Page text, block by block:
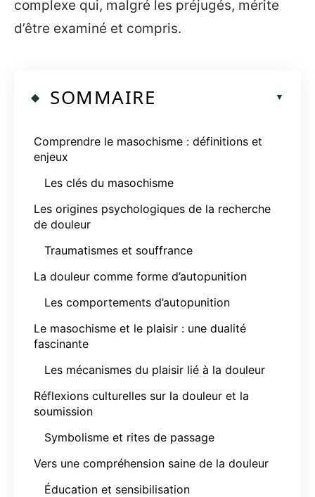
complexe qui, malgré les préjugés, mérite
d’être examiné et compris.
SOMMAIRE
Comprendre le masochisme : définitions et
enjeux
Les clés du masochisme
Les origines psychologiques de la recherche
de douleur
Traumatismes et souffrance
La douleur comme forme d’autopunition
Les comportements d’autopunition
Le masochisme et le plaisir : une dualité
fascinante
Les mécanismes du plaisir lié à la douleur
Réflexions culturelles sur la douleur et la
soumission
Symbolisme et rites de passage
Vers une compréhension saine de la douleur
Éducation et sensibilisation